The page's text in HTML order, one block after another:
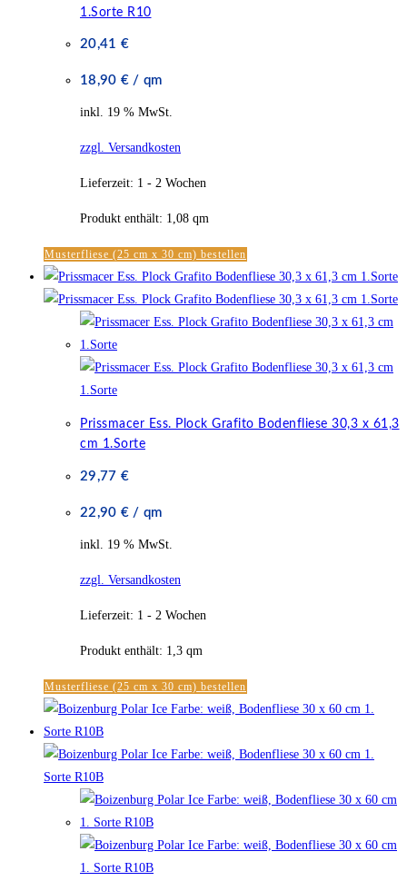
1.Sorte R10
20,41 €
18,90 € /qm
inkl. 19 % MwSt.
zzgl. Versandkosten
Lieferzeit: 1 - 2 Wochen
Produkt enthält: 1,08 qm
Musterfliese (25 cm x 30 cm) bestellen
Prissmacer Ess. Plock Grafito Bodenfliese 30,3 x 61,3
cm 1.Sorte
29,77 €
22,90 € /qm
inkl. 19 % MwSt.
zzgl. Versandkosten
Lieferzeit: 1 - 2 Wochen
Produkt enthält: 1,3 qm
Musterfliese (25 cm x 30 cm) bestellen